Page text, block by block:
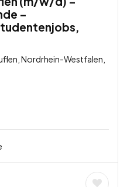
–
Nordrhein-Westfalen,